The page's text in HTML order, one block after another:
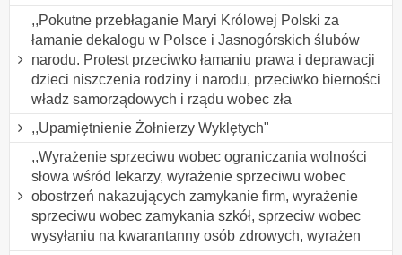
,,Pokutne przebłaganie Maryi Królowej Polski za
łamanie dekalogu w Polsce i Jasnogórskich ślubów
narodu. Protest przeciwko łamaniu prawa i deprawacji
dzieci niszczenia rodziny i narodu, przeciwko bierności
władz samorządowych i rządu wobec zła
,,Upamiętnienie Żołnierzy Wyklętych"
,,Wyrażenie sprzeciwu wobec ograniczania wolności
słowa wśród lekarzy, wyrażenie sprzeciwu wobec
obostrzeń nakazujących zamykanie firm, wyrażenie
sprzeciwu wobec zamykania szkół, sprzeciw wobec
wysyłaniu na kwarantanny osób zdrowych, wyrażen